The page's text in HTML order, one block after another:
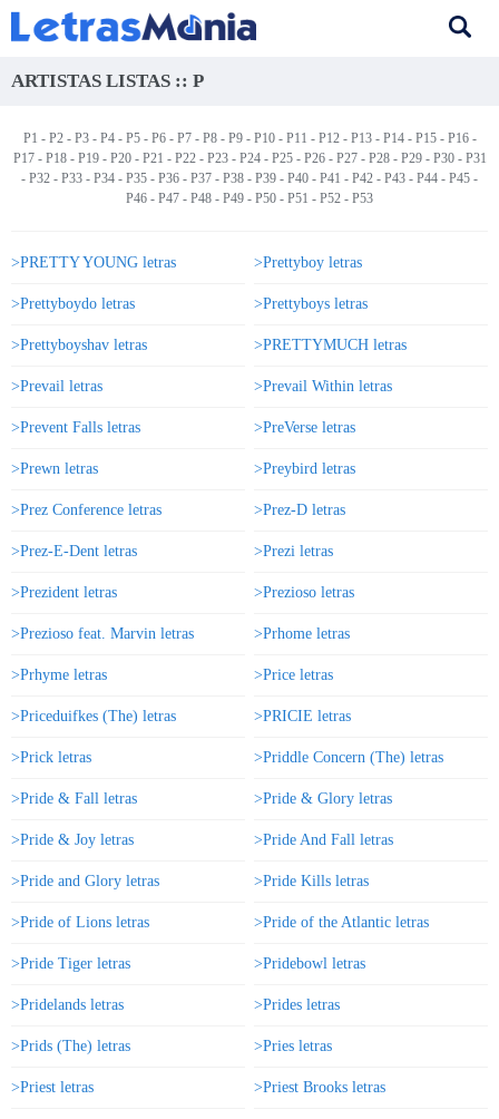
ARTISTAS LISTAS :: P
P1 - P2- P3- P4- P5- P6- P7- P8- P9- P10- P11 - P12- P13- P14- P15- P16-
P17- P18- P19- P20- P21 - P22- P23- P24- P25- P26- P27- P28- P29- P30- P31
- P32 - P33 - P34 - P35 - P36 - P37 - P38 - P39 - P40 - P41 - P42 - P43 - P44 - P45 -
P46 - P47 - P48 - P49 - P50 - P51 - P52 - P53
>PRETTY YOUNG letras >Prettyboy letras
>Prettyboydo letras >Prettyboys letras
>Prettyboyshav letras >PRETTYMUCH letras
>Prevail letras >Prevail Within letras
>Prevent Falls letras >PreVerse letras
>Prewn letras >Preybird letras
>Prez Conference letras >Prez-D letras
>Prez-E-Dent letras >Prezi letras
>Prezident letras >Prezioso letras
>Prezioso feat. Marvin letras >Prhome letras
>Prhyme letras >Price letras
>Priceduifkes (The) letras >PRICIE letras
>Prick letras >Priddle Concern (The) letras
>Pride & Fall letras >Pride & Glory letras
>Pride & Joy letras >Pride And Fall letras
>Pride and Glory letras >Pride Kills letras
>Pride of Lions letras >Pride of the Atlantic letras
>Pride Tiger letras >Pridebowl letras
>Pridelands letras >Prides letras
>Prids (The) letras >Pries letras
>Priest letras >Priest Brooks letras